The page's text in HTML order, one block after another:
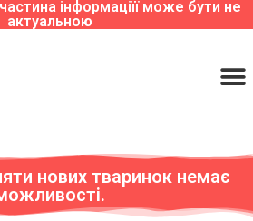
нових тваринок немає
інформаціїї може бути не
актуальною